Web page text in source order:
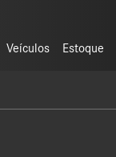
Veículos Estoque
Veículos Estoque